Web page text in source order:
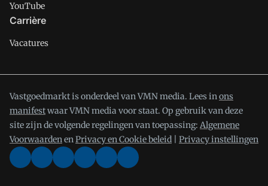
YouTube
Carrière
Vacatures
Vastgoedmarkt is onderdeel van VMN media. Lees inons
manifestwaar VMN media voor staat. Op gebruik van deze
site zijn de volgende regelingen van toepassing: Algemene
VoorwaardenenPrivacy en Cookie beleid Privacy instellingen